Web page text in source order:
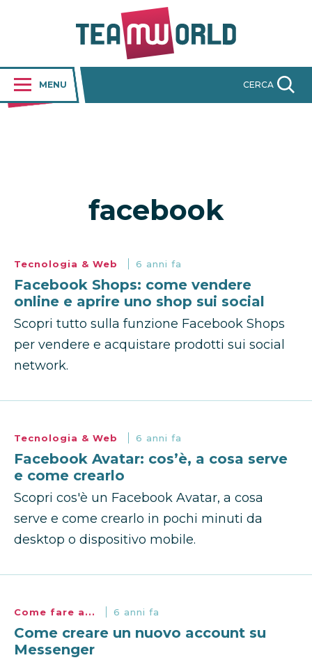
MENU CERCA
facebook
Tecnologia & Web 6 anni fa
Facebook Shops: come vendere
online e aprire uno shop sui social
Scopri tutto sulla funzione Facebook Shops
per vendere e acquistare prodotti sui social
network.
Tecnologia & Web 6 anni fa
Facebook Avatar: cos’è, a cosa serve
e come crearlo
Scopri cos'è un Facebook Avatar, a cosa
serve e come crearlo in pochi minuti da
desktop o dispositivo mobile.
Come fare a... 6 anni fa
Come creare un nuovo account su
Messenger